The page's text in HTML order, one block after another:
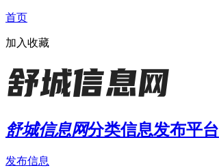
首页
加入收藏
舒城信息网分类信息发布平台
发布信息